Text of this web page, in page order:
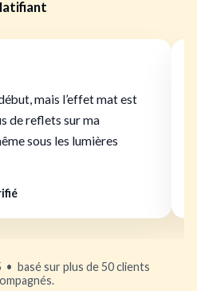
mais l’effet mat est
de reflets sur ma
sous les lumières
• basé sur plus de 50 clients